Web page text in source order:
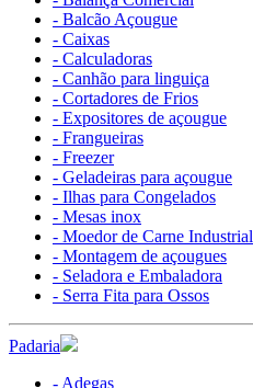
- Balcão Açougue
- Caixas
- Calculadoras
- Canhão para linguiça
- Cortadores de Frios
- Expositores de açougue
- Frangueiras
- Freezer
- Geladeiras para açougue
- Ilhas para Congelados
- Mesas inox
- Moedor de Carne Industrial
- Montagem de açougues
- Seladora e Embaladora
- Serra Fita para Ossos
Padaria
- Adegas